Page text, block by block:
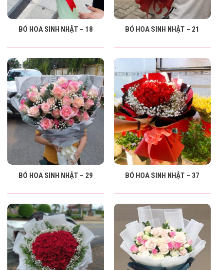
BÓ HOA SINH NHẬT – 18 BÓ HOA SINH NHẬT – 21
BÓ HOA SINH NHẬT – 29 BÓ HOA SINH NHẬT – 37